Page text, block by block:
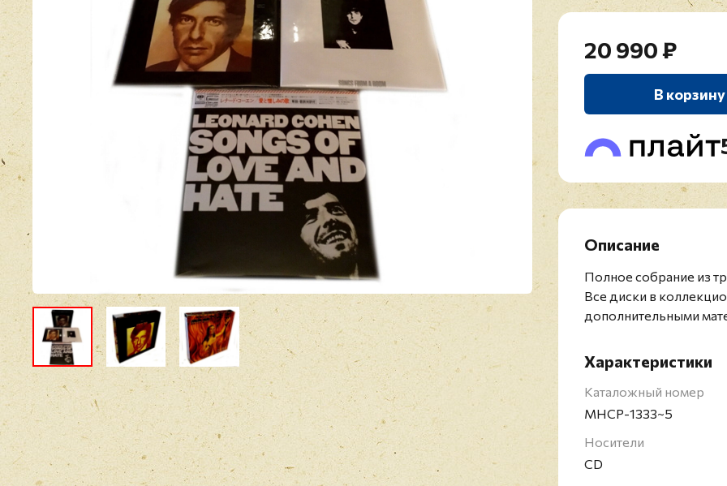
20 990 ₽
В корзину
Описание
Полное собрание из
Все диски в
дополнительными
Характеристики
Каталожный номер
MHCP-1333~5
Носители
CD